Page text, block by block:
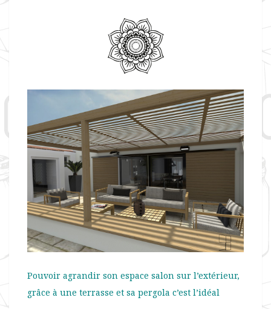
Pouvoir agrandir son espace salon sur l’extérieur,
grâce à une terrasse et sa pergola c’est l’idéal